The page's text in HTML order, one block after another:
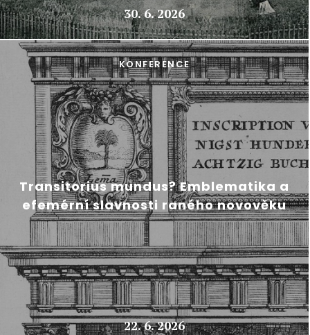
30. 6. 2026
Transitorius mundus? Emblematika a
efemérní slavnosti raného novověku
KONFERENCE
22. 6. 2026